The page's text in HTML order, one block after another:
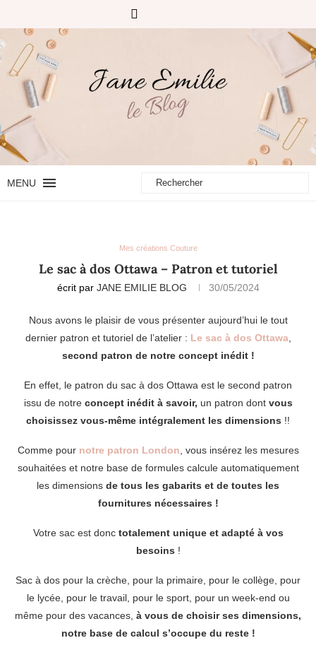
MENU
Mes créations Couture
Le sac à dos Ottawa – Patron et tutoriel
écrit par JANE EMILIE BLOG 30/05/2024
Nous avons le plaisir de vous présenter aujourd’hui le tout
dernier patron et tutoriel de l’atelier : Le sac à dos Ottawa,
second patron de notre concept inédit !
En effet, le patron du sac à dos Ottawa est le second patron
issu de notre concept inédit à savoir, un patron dont vous
choisissez vous-même intégralement les dimensions !!
Comme pour notre patron London, vous insérez les mesures
souhaitées et notre base de formules calcule automatiquement
les dimensions de tous les gabarits et de toutes les
fournitures nécessaires !
Votre sac est donc totalement unique et adapté à vos
besoins !
Sac à dos pour la crèche, pour la primaire, pour le collège, pour
le lycée, pour le travail, pour le sport, pour un week-end ou
même pour des vacances, à vous de choisir ses dimensions,
notre base de calcul s’occupe du reste !